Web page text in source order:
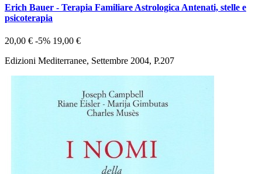
Erich Bauer - Terapia Familiare Astrologica Antenati, stelle e
psicoterapia
20,00 € -5% 19,00 €
Edizioni Mediterranee, Settembre 2004, P.207